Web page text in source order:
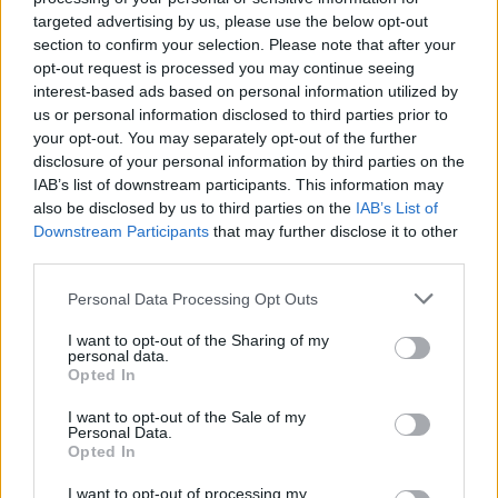
targeted advertising by us, please use the below opt-out
section to confirm your selection. Please note that after your
opt-out request is processed you may continue seeing
interest-based ads based on personal information utilized by
us or personal information disclosed to third parties prior to
your opt-out. You may separately opt-out of the further
disclosure of your personal information by third parties on the
IAB’s list of downstream participants. This information may
also be disclosed by us to third parties on the IAB’s List of
Downstream Participants that may further disclose it to other
Personal Data Processing Opt Outs
I want to opt-out of the Sharing of my
personal data.
Opted In
I want to opt-out of the Sale of my
Personal Data.
Opted In
I want to opt-out of processing my
Ewa och Marianne:
"Flytten blev ett lyft"
Röda Korsets second hand-butik är större än någonsin.
Horst – en
friidrottslegend
som vägrar sluta
Nu har tränaren Horst
Marchner fyllt 85 år: "Läget
är rätt så huggligt"
Handla bh – allt
och spontant
Tredje säsongen för Maria